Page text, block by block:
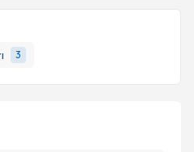
3
e-posta ile